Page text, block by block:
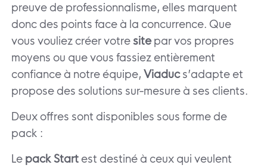
preuve de professionnalisme, elles marquent
donc des points face à la concurrence. Que
vous vouliez créer votresitepar vos propres
moyens ou que vous fassiez entièrement
confiance à notre équipe,Viaducs’adapte et
propose des solutions sur-mesure à ses clients.
Deux offres sont disponibles sous forme de
pack :
Le pack Start est destiné à ceux qui veulent